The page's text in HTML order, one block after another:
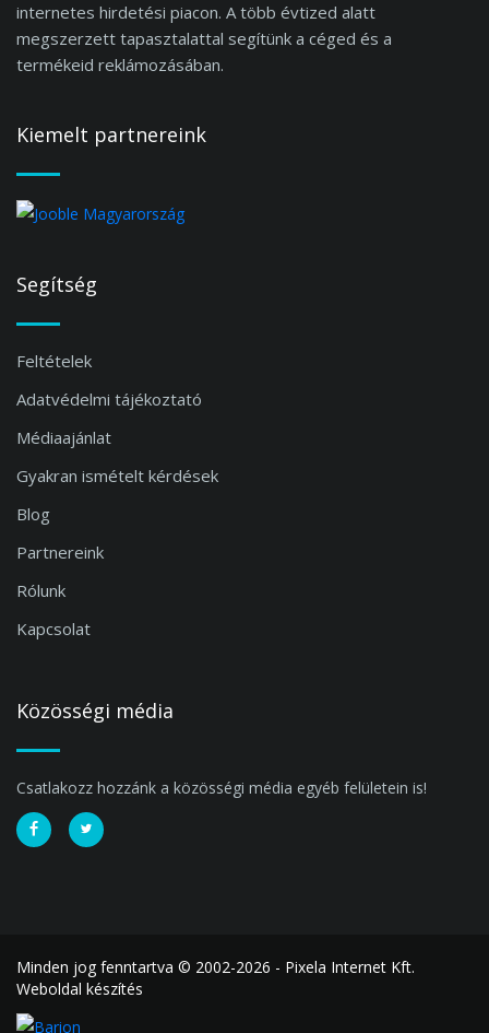
internetes hirdetési piacon. A több évtized alatt
megszerzett tapasztalattal segítünk a céged és a
termékeid reklámozásában.
Kiemelt partnereink
Segítség
Feltételek
Adatvédelmi tájékoztató
Médiaajánlat
Gyakran ismételt kérdések
Blog
Partnereink
Rólunk
Kapcsolat
Közösségi média
Csatlakozz hozzánk a közösségi média egyéb felületein is!
Minden jog fenntartva © 2002-2026 - Pixela Internet Kft.
Weboldal készítés